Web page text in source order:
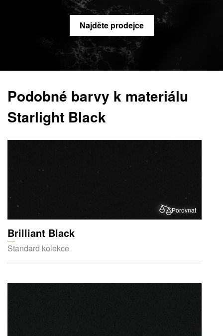
Najděte prodejce
Podobné barvy k materiálu
Starlight Black
Porovnat
Brilliant Black
Standard kolekce